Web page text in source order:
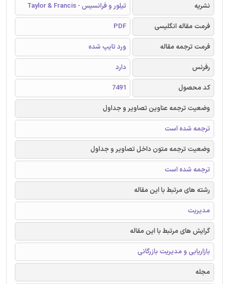
نشریه
تیلور و فرانسیس - Taylor & Francis
فرمت مقاله انگلیسی
PDF
فرمت ترجمه مقاله
ورد تایپ شده
رفرنس
دارد
کد محصول
7491
وضعیت ترجمه عناوین تصاویر و جداول
ترجمه شده است
وضعیت ترجمه متون داخل تصاویر و جداول
ترجمه شده است
رشته های مرتبط با این مقاله
مدیریت
گرایش های مرتبط با این مقاله
بازاریابی و مدیریت بازرگانی
مجله